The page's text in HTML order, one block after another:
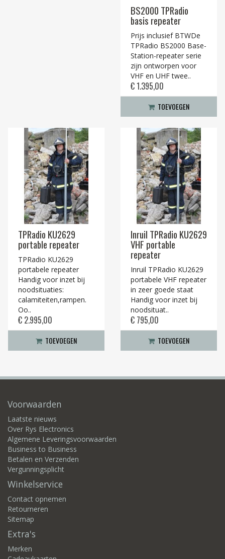
BS2000 TPRadio
basis repeater
Prijs inclusief BTWDe
TPRadio BS2000 Base-
Station-repeater serie
zijn ontworpen voor
VHF en UHF twee..
€ 1.395,00
TOEVOEGEN
TPRadio KU2629
portable repeater
TPRadio KU2629
portabele repeater
Handig voor inzet bij
noodsituaties:
calamiteiten,rampen.
Oo..
€ 2.995,00
TOEVOEGEN
Inruil TPRadio KU2629
VHF portable
repeater
Inruil TPRadio KU2629
portabele VHF repeater
in zeer goede staat
Handig voor inzet bij
noodsituat..
€ 795,00
TOEVOEGEN
Voorwaarden
Laatste nieuws
Over Rys Electronics
Algemene Leveringsvoorwaarden
Business to Business
Betalen en Verzenden
Vergunningsplicht
Winkelservice
Contact opnemen
Retourneren
Sitemap
Extra's
Merken